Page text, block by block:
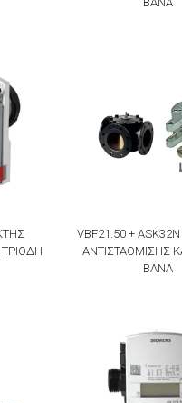
VBF21.50 +
ΑΝΤΙΣΤΑΘΜΙΣΗΣ
ΒΑΝΑ